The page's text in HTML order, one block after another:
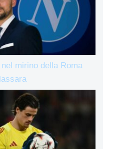
mirino della Roma